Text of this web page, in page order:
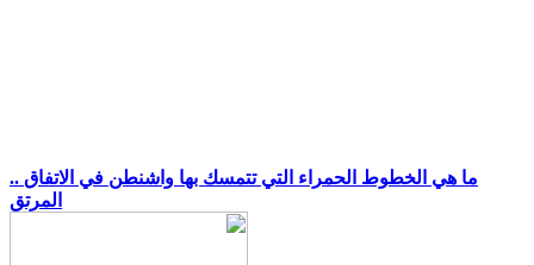
.. ما هي الخطوط الحمراء التي تتمسك بها واشنطن في الاتفاق
المرتق